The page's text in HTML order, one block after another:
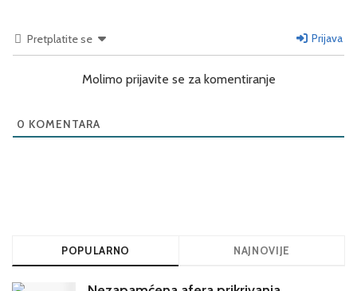
Pretplatite se Prijava
Molimo prijavite se za komentiranje
0 KOMENTARA
POPULARNO NAJNOVIJE